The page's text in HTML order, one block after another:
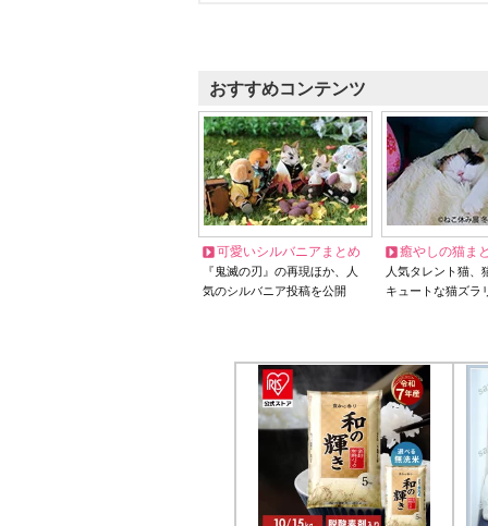
おすすめコンテンツ
可愛いシルバニアまとめ
『鬼滅の刃』の再現ほか、人
気のシルバニア投稿を公開
癒やしの猫ま
人気タレント猫
キュートな猫ズラ